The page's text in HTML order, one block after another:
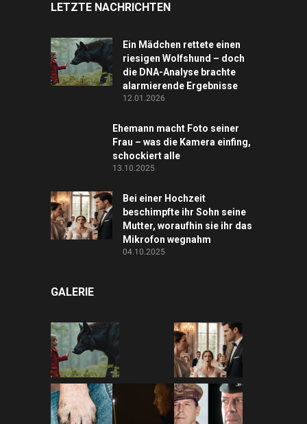
LETZTE NACHRICHTEN
Ein Mädchen rettete einen
riesigen Wolfshund – doch
die DNA-Analyse brachte
alarmierende Ergebnisse
12.01.2026
Ehemann macht Foto seiner
Frau – was die Kamera einfing,
schockiert alle
13.10.2025
Bei einer Hochzeit
beschimpfte ihr Sohn seine
Mutter, woraufhin sie ihr das
Mikrofon wegnahm
04.10.2025
GALERIE